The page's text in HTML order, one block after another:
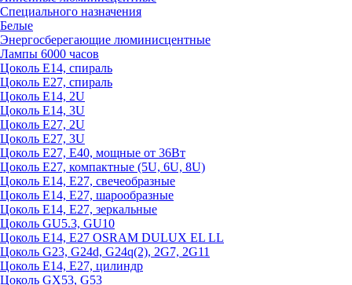
Специального назначения
Белые
Энергосберегающие люминисцентные
Лампы 6000 часов
Цоколь Е14, спираль
Цоколь Е27, спираль
Цоколь Е14, 2U
Цоколь Е14, 3U
Цоколь Е27, 2U
Цоколь Е27, 3U
Цоколь Е27, Е40, мощные от 36Вт
Цоколь Е27, компактные (5U, 6U, 8U)
Цоколь Е14, Е27, свечеобразные
Цоколь Е14, Е27, шарообразные
Цоколь Е14, Е27, зеркальные
Цоколь GU5.3, GU10
Цоколь Е14, Е27 OSRAM DULUX EL LL
Цоколь G23, G24d, G24q(2), 2G7, 2G11
Цоколь Е14, Е27, цилиндр
Цоколь GX53, G53